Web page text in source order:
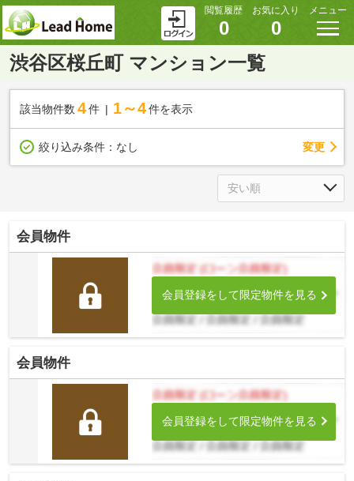
閲覧履歴
0
お気に入り
0
メニュー
渋谷区桜丘町 マンション一覧
該当物件数 4件 1～4 件を表示
絞り込み条件： なし 変更
会員物件
会員登録をして限定物件を見る
会員物件
会員登録をして限定物件を見る